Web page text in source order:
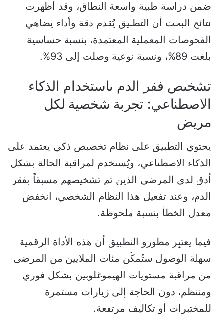
ضمن دراسة طبية واسعة النطاق، وقد أظهرت
نتائج البحث أن التطبيق يُقدم دقة وأداء يضاهي
الفحوصات المعملية المعتمدة، بنسبة حساسية
بلغت 89%، ونسبة نوعية وصلت إلى 93%.
تشخيص فقر الدم باستخدام الذكاء
الاصطناعي: تجربة شخصية لكل
مريض
يحتوي التطبيق على نظام تخصيص ذكي يعتمد على
الذكاء الاصطناعي، ويُستخدم لمراقبة الحالة بشكل
أدق لدى المرضى الذين تم تشخيصهم مسبقاً بفقر
الدم، وعند تفعيل هذا النظام الشخصي، انخفض
معدل الخطأ بنسبة ملحوظة.
فيما يعتبِر مطورو التطبيق أن هذه الأداة الرقمية
سهلة الوصول ستُمكِّن مئات الملايين من المرضى
من مراقبة مستويات الهيموغلوبين بشكل فوري
ومنتظم، دون الحاجة إلى زيارات مستمرة
للمختبرات أو تكاليف مرتفعة.